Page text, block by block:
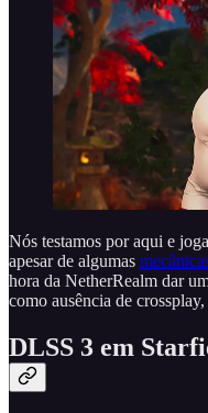
Nós testamos por aqui e
apesar de algumas
hora da NetherRealm dar
como ausência de
DLSS 3 em